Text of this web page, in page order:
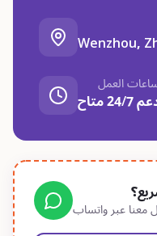
Wenzhou,
العمل
7 متاح
معنا عبر واتساب